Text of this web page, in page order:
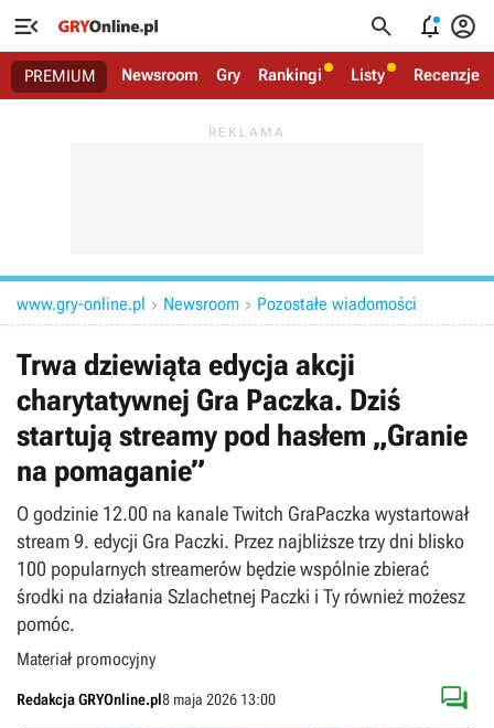
   
PREMIUM Newsroom Gry Rankingi Listy Recenzje
www.gry-online.pl  Newsroom  Pozostałe wiadomości
Trwa dziewiąta edycja akcji
charytatywnej Gra Paczka. Dziś
startują streamy pod hasłem „Granie
na pomaganie”
O godzinie 12.00 na kanale Twitch GraPaczka wystartował
stream 9. edycji Gra Paczki. Przez najbliższe trzy dni blisko
100 popularnych streamerów będzie wspólnie zbierać
środki na działania Szlachetnej Paczki i Ty również możesz
pomóc.
Materiał promocyjny
Redakcja GRYOnline.pl8 maja 2026 13:00 